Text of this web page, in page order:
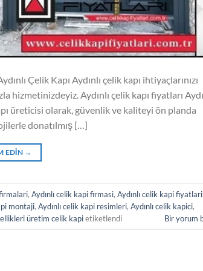
Çelik Kapı Aydınlı çelik kapı ihtiyaçlarınızı
hizmetinizdeyiz. Aydınlı çelik kapı fiyatları
üreticisi olarak, güvenlik ve kaliteyi ön planda
donatılmış […]
EDIN →
, Aydınlı celik kapi firmasi, Aydınlı celik kapi fiyatlari,
montaji, Aydınlı celik kapi resimleri, Aydınlı celik kapici,
üretim celik kapietiketlendi Bir yorum